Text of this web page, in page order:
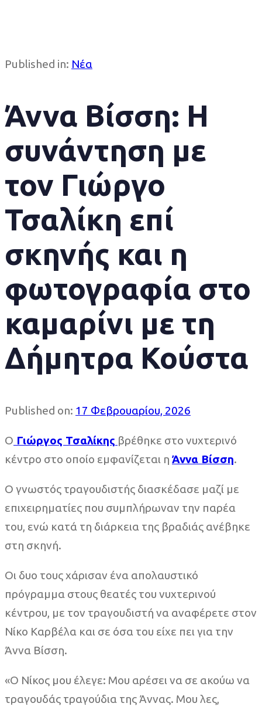
Published in: Νέα
Άννα Βίσση: Η
συνάντηση με
τον Γιώργο
Τσαλίκη επί
σκηνής και η
φωτογραφία στο
καμαρίνι με τη
Δήμητρα Κούστα
Published on: 17 Φεβρουαρίου, 2026
Ο Γιώργος Τσαλίκης βρέθηκε στο νυχτερινό
κέντρο στο οποίο εμφανίζεται η Άννα Βίσση.
Ο γνωστός τραγουδιστής διασκέδασε μαζί με
επιχειρηματίες που συμπλήρωναν την παρέα
του, ενώ κατά τη διάρκεια της βραδιάς ανέβηκε
στη σκηνή.
Οι δυο τους χάρισαν ένα απολαυστικό
πρόγραμμα στους θεατές του νυχτερινού
κέντρου, με τον τραγουδιστή να αναφέρετε στον
Νίκο Καρβέλα και σε όσα του είχε πει για την
Άννα Βίσση.
«Ο Νίκος μου έλεγε: Μου αρέσει να σε ακούω να
τραγουδάς τραγούδια της Άννας. Μου λες,